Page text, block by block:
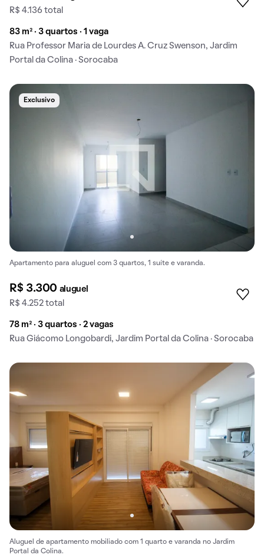
R$ 4.136 total
83 m² · 3 quartos · 1 vaga
Rua Professor Maria de Lourdes A. Cruz Swenson, Jardim
Portal da Colina · Sorocaba
Exclusivo
Apartamento para aluguel com 3 quartos, 1 suíte e varanda.
R$ 3.300 aluguel
R$ 4.252 total
78 m² · 3 quartos · 2 vagas
Rua Giácomo Longobardi, Jardim Portal da Colina · Sorocaba
Aluguel de apartamento mobiliado com 1 quarto e varanda no Jardim
Portal da Colina.